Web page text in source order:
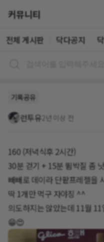
커뮤니티
전체 게시판 닥다공지
기록공유
런투유2년 이상 전
160 (저녁식후 2시간)
30분 걷기 + 15분 뜀박질 좀
빼빼로 데이라 단팥프레젤을
딱 1개만 먹구 자야징 ^^
의도하지는 않았는데 11월
😁😍